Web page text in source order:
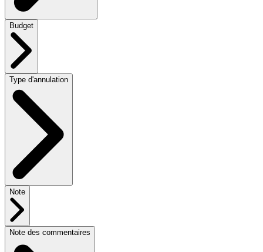
Budget
Type d'annulation
Note
Note des commentaires